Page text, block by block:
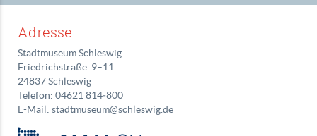
Adresse
Stadtmuseum Schleswig
Friedrichstraße 9–11
24837 Schleswig
Telefon: 04621 814‑800
E-Mail: stadtmuseum@schleswig.de